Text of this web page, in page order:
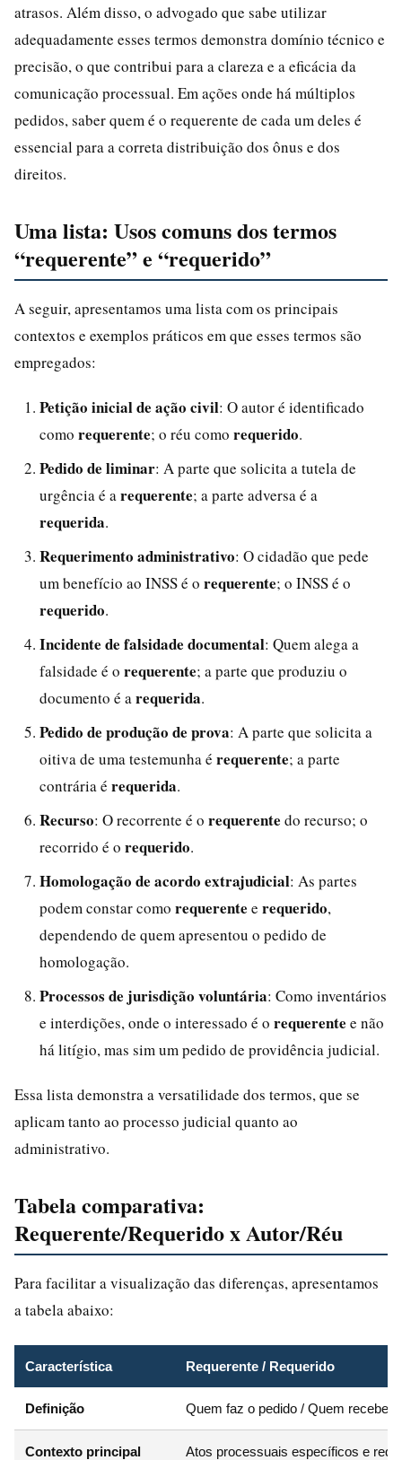
atrasos. Além disso, o advogado que sabe utilizar
adequadamente esses termos demonstra domínio técnico e
precisão, o que contribui para a clareza e a eficácia da
comunicação processual. Em ações onde há múltiplos
pedidos, saber quem é o requerente de cada um deles é
essencial para a correta distribuição dos ônus e dos
direitos.
Uma lista: Usos comuns dos termos
“requerente” e “requerido”
A seguir, apresentamos uma lista com os principais
contextos e exemplos práticos em que esses termos são
empregados:
Petição inicial de ação civil: O autor é identificado
como requerente; o réu como requerido.
Pedido de liminar: A parte que solicita a tutela de
urgência é a requerente; a parte adversa é a
requerida.
Requerimento administrativo: O cidadão que pede
um benefício ao INSS é o requerente; o INSS é o
requerido.
Incidente de falsidade documental: Quem alega a
falsidade é o requerente; a parte que produziu o
documento é a requerida.
Pedido de produção de prova: A parte que solicita a
oitiva de uma testemunha é requerente; a parte
contrária é requerida.
Recurso: O recorrente é o requerente do recurso; o
recorrido é o requerido.
Homologação de acordo extrajudicial: As partes
podem constar como requerente e requerido,
dependendo de quem apresentou o pedido de
homologação.
Processos de jurisdição voluntária: Como inventários
e interdições, onde o interessado é o requerente e não
há litígio, mas sim um pedido de providência judicial.
Essa lista demonstra a versatilidade dos termos, que se
aplicam tanto ao processo judicial quanto ao
administrativo.
Tabela comparativa:
Requerente/Requerido x Autor/Réu
Para facilitar a visualização das diferenças, apresentamos
a tabela abaixo:
Característica Requerente / Requerido
Definição Quem faz o pedido / Quem recebe o
Contexto principal Atos processuais específicos e